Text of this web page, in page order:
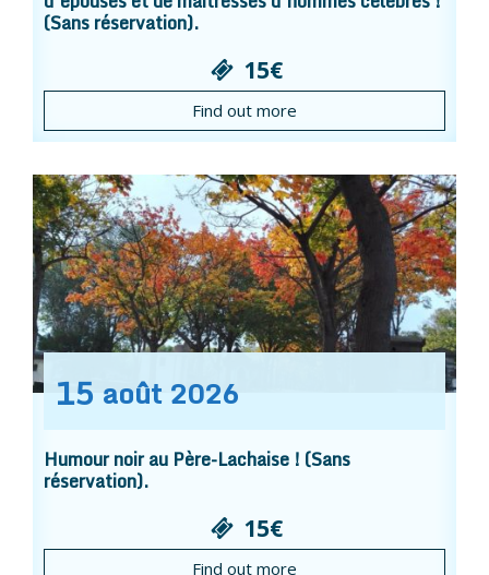
(Sans réservation).
15€
Find out more
15 août 2026
Humour noir au Père-Lachaise ! (Sans
réservation).
15€
Find out more